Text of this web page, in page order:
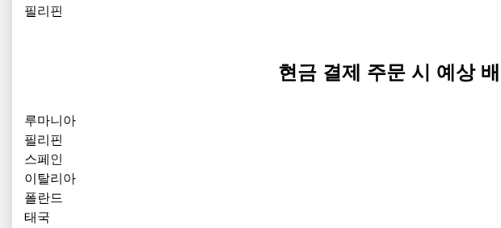
필리핀
현금 결제 주문 시 예상
루마니아
필리핀
스페인
이탈리아
폴란드
태국